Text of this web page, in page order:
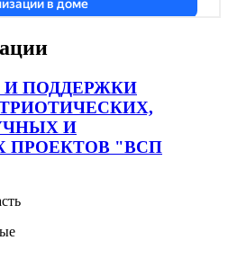
ПОДДЕРЖКИ
И
"ВСП